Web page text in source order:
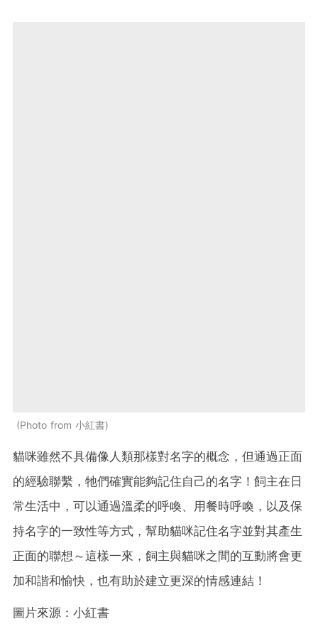
Photo from 小紅書
貓咪雖然不具備像人類那樣對名字的概念，但通過正面
的經驗聯繫，牠們確實能夠記住自己的名字！飼主在日
常生活中，可以通過溫柔的呼喚、用餐時呼喚，以及保
持名字的一致性等方式，幫助貓咪記住名字並對其產生
正面的聯想～這樣一來，飼主與貓咪之間的互動將會更
加和諧和愉快，也有助於建立更深的情感連結！
圖片來源：小紅書